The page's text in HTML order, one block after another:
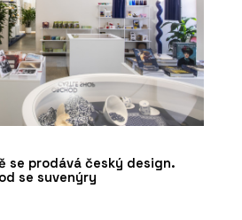
se prodává český design.
se suvenýry